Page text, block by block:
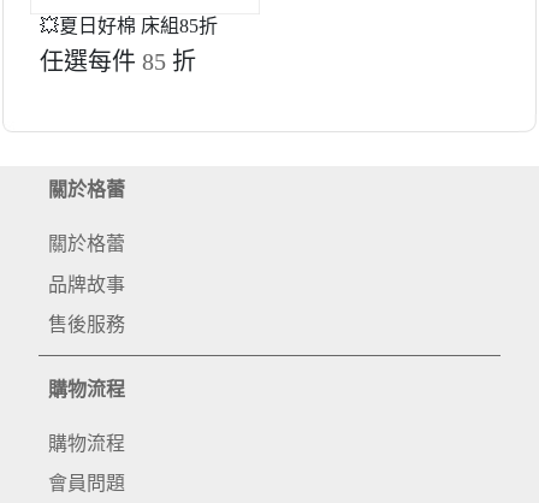
💥夏日好棉 床組85折
任選每件 85折
關於格蕾
關於格蕾
品牌故事
售後服務
購物流程
購物流程
會員問題